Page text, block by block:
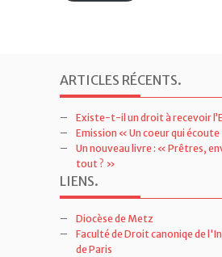
ARTICLES RÉCENTS.
Existe-t-il un droit à recevoir
Emission « Un coeur qui
Un nouveau livre : « Prêtres,
tout ? »
LIENS.
Diocèse de Metz
Faculté de Droit canoniqe de
de Paris